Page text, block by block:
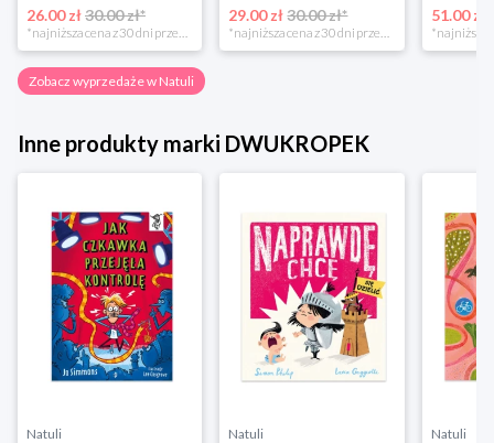
26.00 zł30.00 zł*
*najniższa cena z 30 dni przed obniżką
29.00 zł 30.00 zł*
*najniższa cena z 30 dni przed obniżką
51.00 zł
Zobacz wyprzedaże w Natuli
Inne produkty marki DWUKROPEK
Natuli Natuli Natuli